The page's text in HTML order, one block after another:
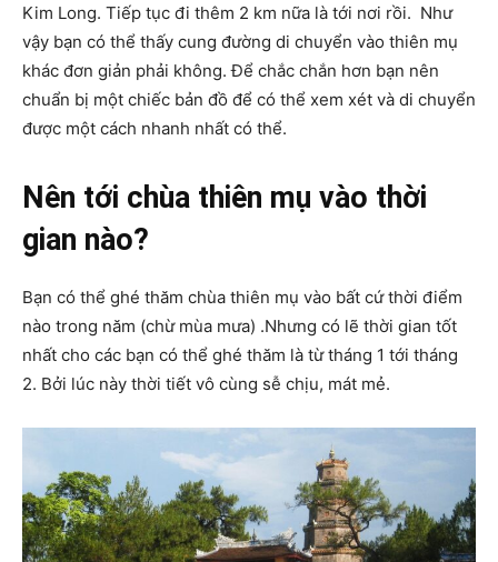
Kim Long. Tiếp tục đi thêm 2 km nữa là tới nơi rồi. Như
vậy bạn có thể thấy cung đường di chuyển vào thiên mụ
khác đơn giản phải không. Để chắc chắn hơn bạn nên
chuẩn bị một chiếc bản đồ để có thể xem xét và di chuyển
được một cách nhanh nhất có thể.
Nên tới chùa thiên mụ vào thời
gian nào?
Bạn có thể ghé thăm chùa thiên mụ vào bất cứ thời điểm
nào trong năm (chừ mùa mưa) .Nhưng có lẽ thời gian tốt
nhất cho các bạn có thể ghé thăm là từ tháng 1 tới tháng
2. Bởi lúc này thời tiết vô cùng sễ chịu, mát mẻ.